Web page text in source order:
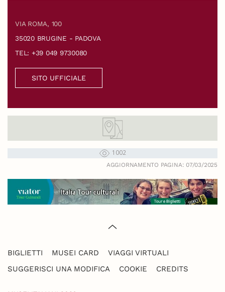
VIA ROMA, 100
35020 BRUGINE - PADOVA
TEL: +39 049 9730080
SITO UFFICIALE
1002
AGGIORNAMENTO PAGINA: 07/03/2025
BIGLIETTI MUSEI CARD
VIAGGI VIRTUALI
SUGGERISCI UNA MODIFICA
COOKIE CREDITS